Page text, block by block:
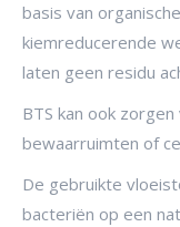
basis van
kiemreducerende
laten geen residu
BTS kan ook
bewaarruimten of
De gebruikte
bacteriën op een